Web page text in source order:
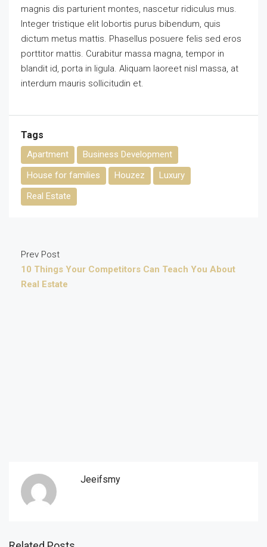
magnis dis parturient montes, nascetur ridiculus mus.
Integer tristique elit lobortis purus bibendum, quis
dictum metus mattis. Phasellus posuere felis sed eros
porttitor mattis. Curabitur massa magna, tempor in
blandit id, porta in ligula. Aliquam laoreet nisl massa, at
interdum mauris sollicitudin et.
Tags
Apartment
Business Development
House for families
Houzez
Luxury
Real Estate
Prev Post
10 Things Your Competitors Can Teach You About
Real Estate
Jeeifsmy